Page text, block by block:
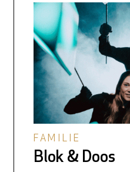
FAMILIE
Blok & Doos